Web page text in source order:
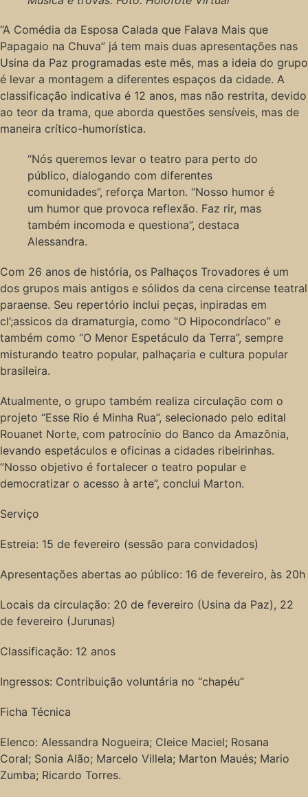
“A Comédia da Esposa Calada que Falava Mais que
Papagaio na Chuva” já tem mais duas apresentações nas
Usina da Paz programadas este mês, mas a ideia do grupo
é levar a montagem a diferentes espaços da cidade. A
classificação indicativa é 12 anos, mas não restrita, devido
ao teor da trama, que aborda questões sensíveis, mas de
maneira crítico-humorística.
“Nós queremos levar o teatro para perto do
público, dialogando com diferentes
comunidades”, reforça Marton. “Nosso humor é
um humor que provoca reflexão. Faz rir, mas
também incomoda e questiona”, destaca
Alessandra.
Com 26 anos de história, os Palhaços Trovadores é um
dos grupos mais antigos e sólidos da cena circense teatral
paraense. Seu repertório inclui peças, inpiradas em
cl’;assicos da dramaturgia, como “O Hipocondríaco” e
também como “O Menor Espetáculo da Terra”, sempre
misturando teatro popular, palhaçaria e cultura popular
brasileira.
Atualmente, o grupo também realiza circulação com o
projeto “Esse Rio é Minha Rua”, selecionado pelo edital
Rouanet Norte, com patrocínio do Banco da Amazônia,
levando espetáculos e oficinas a cidades ribeirinhas.
“Nosso objetivo é fortalecer o teatro popular e
democratizar o acesso à arte”, conclui Marton.
Serviço
Estreia: 15 de fevereiro (sessão para convidados)
Apresentações abertas ao público: 16 de fevereiro, às 20h
Locais da circulação: 20 de fevereiro (Usina da Paz), 22
de fevereiro (Jurunas)
Classificação: 12 anos
Ingressos: Contribuição voluntária no “chapéu”
Ficha Técnica
Elenco: Alessandra Nogueira; Cleice Maciel; Rosana
Coral; Sonia Alão; Marcelo Villela; Marton Maués; Mario
Zumba; Ricardo Torres.